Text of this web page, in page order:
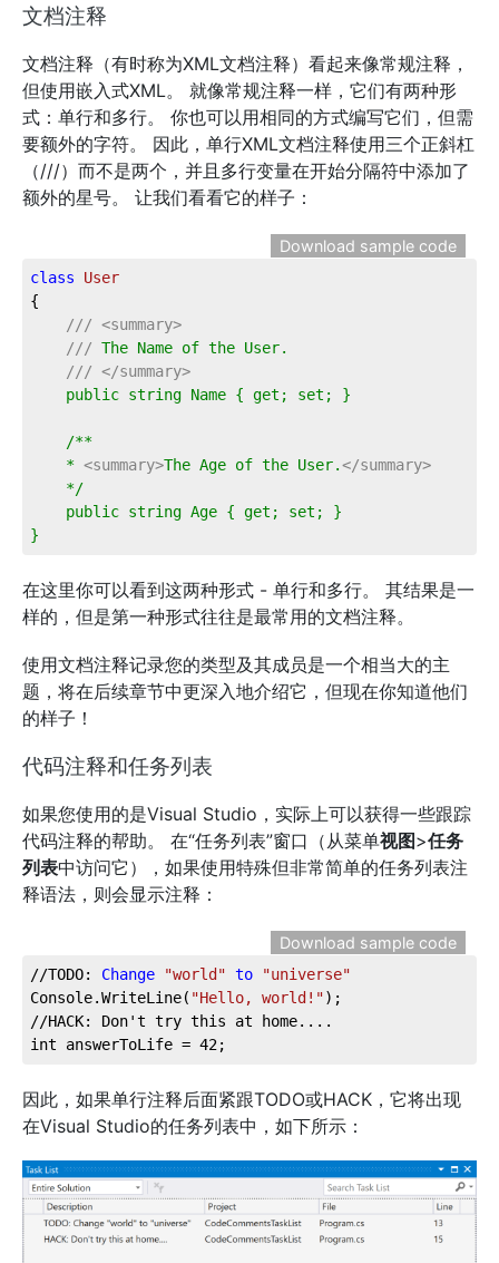
文档注释
文档注释（有时称为XML文档注释）看起来像常规注释，
但使用嵌入式XML。 就像常规注释一样，它们有两种形
式：单行和多行。 你也可以用相同的方式编写它们，但需
要额外的字符。 因此，单行XML文档注释使用三个正斜杠
（///）而不是两个，并且多行变量在开始分隔符中添加了
额外的星号。 让我们看看它的样子：
Download sample code
class
User
{
/// <summary>
/// The Name of the User.
/// </summary>
public string Name { get; set; }
/**
* <summary>The Age of the User.</summary>
*/
public string Age { get; set; }
}
在这里你可以看到这两种形式 - 单行和多行。 其结果是一
样的，但是第一种形式往往是最常用的文档注释。
使用文档注释记录您的类型及其成员是一个相当大的主
题，将在后续章节中更深入地介绍它，但现在你知道他们
的样子！
代码注释和任务列表
如果您使用的是Visual Studio，实际上可以获得一些跟踪
代码注释的帮助。 在“任务列表”窗口（从菜单视图>任务
列表中访问它），如果使用特殊但非常简单的任务列表注
释语法，则会显示注释：
Download sample code
//TODO: Change "world" to
"universe"
Console.WriteLine( "Hello, world!");
//HACK: Don't try this at home....
int answerToLife = 42;
因此，如果单行注释后面紧跟TODO或HACK，它将出现
在Visual Studio的任务列表中，如下所示：